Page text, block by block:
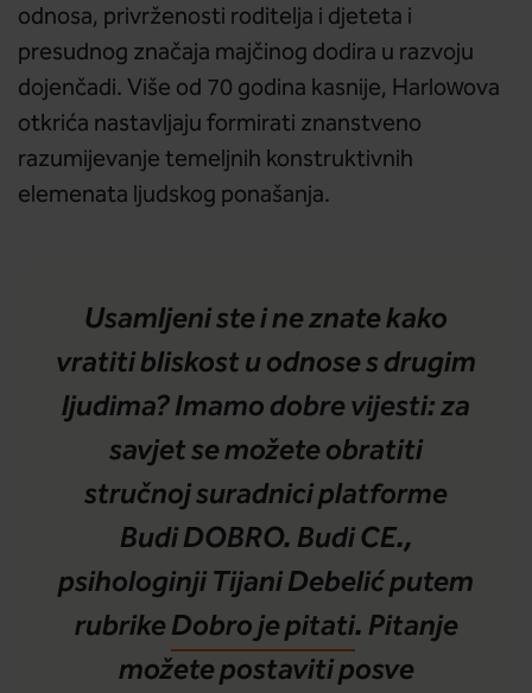
odnosa, privrženosti roditelja i djeteta i
presudnog značaja majčinog dodira u razvoju
dojenčadi. Više od 70 godina kasnije, Harlowova
otkrića nastavljaju formirati znanstveno
razumijevanje temeljnih konstruktivnih
elemenata ljudskog ponašanja.
Usamljeni ste i ne znate kako
vratiti bliskost u odnose s drugim
ljudima? Imamo dobre vijesti: za
savjet se možete obratiti
stručnoj suradnici platforme
Budi DOBRO. Budi CE.,
psihologinji Tijani Debelić putem
rubrikeDobro je pitati. Pitanje
možete postaviti posve